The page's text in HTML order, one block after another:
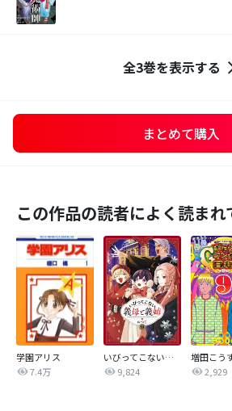
全3巻を表示する
まとめて購入
この作品の読者によく読ま
学園アリス
7.4万
いびってこない義母と義姉
9,824
2,929